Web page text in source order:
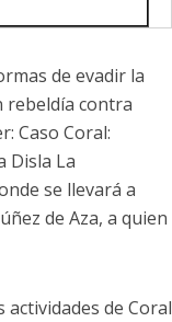
de evadir la
rebeldía contra
Caso Coral:
Disla La
se llevará a
de Aza, a quien
de Coral